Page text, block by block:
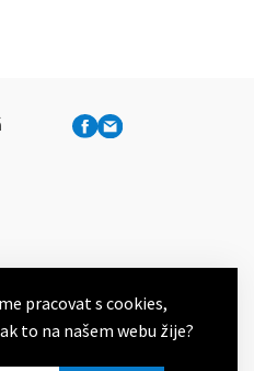
pracovat s cookies,
to na našem webu žije?